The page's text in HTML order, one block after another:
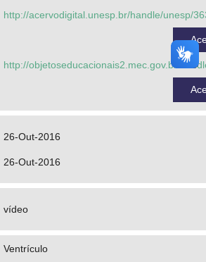
http://acervodigital.unesp.br/handle/unesp/
http://objetoseducacionais2.mec.gov.br/
26-Out-2016
26-Out-2016
vídeo
Ventrículo